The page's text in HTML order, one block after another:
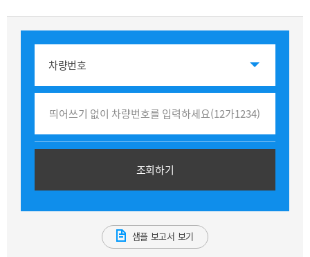
차량번호
조회하기
샘플 보고서 보기